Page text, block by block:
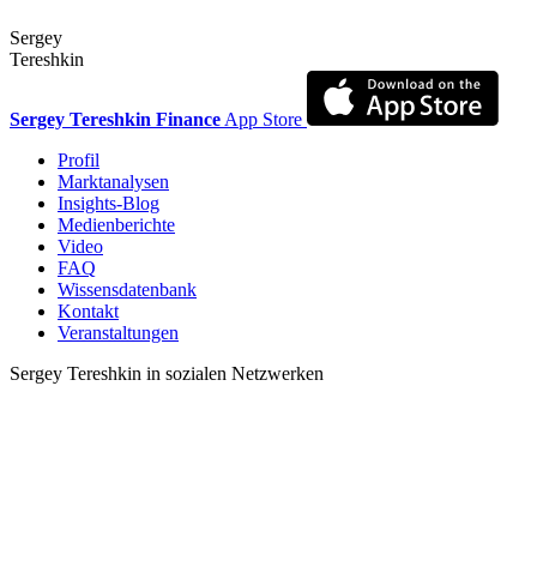
Sergey
Tereshkin
Sergey Tereshkin Finance App Store
Profil
Marktanalysen
Insights-Blog
Medienberichte
Video
FAQ
Wissensdatenbank
Kontakt
Veranstaltungen
Sergey Tereshkin in sozialen Netzwerken